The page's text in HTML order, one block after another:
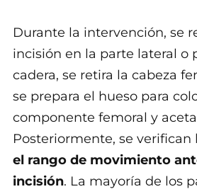
Durante la intervención, se
incisión en la parte lateral o
cadera, se retira la cabeza
se prepara el hueso para
componente femoral y
Posteriormente, se
el rango de movimiento
incisión. La mayoría de los